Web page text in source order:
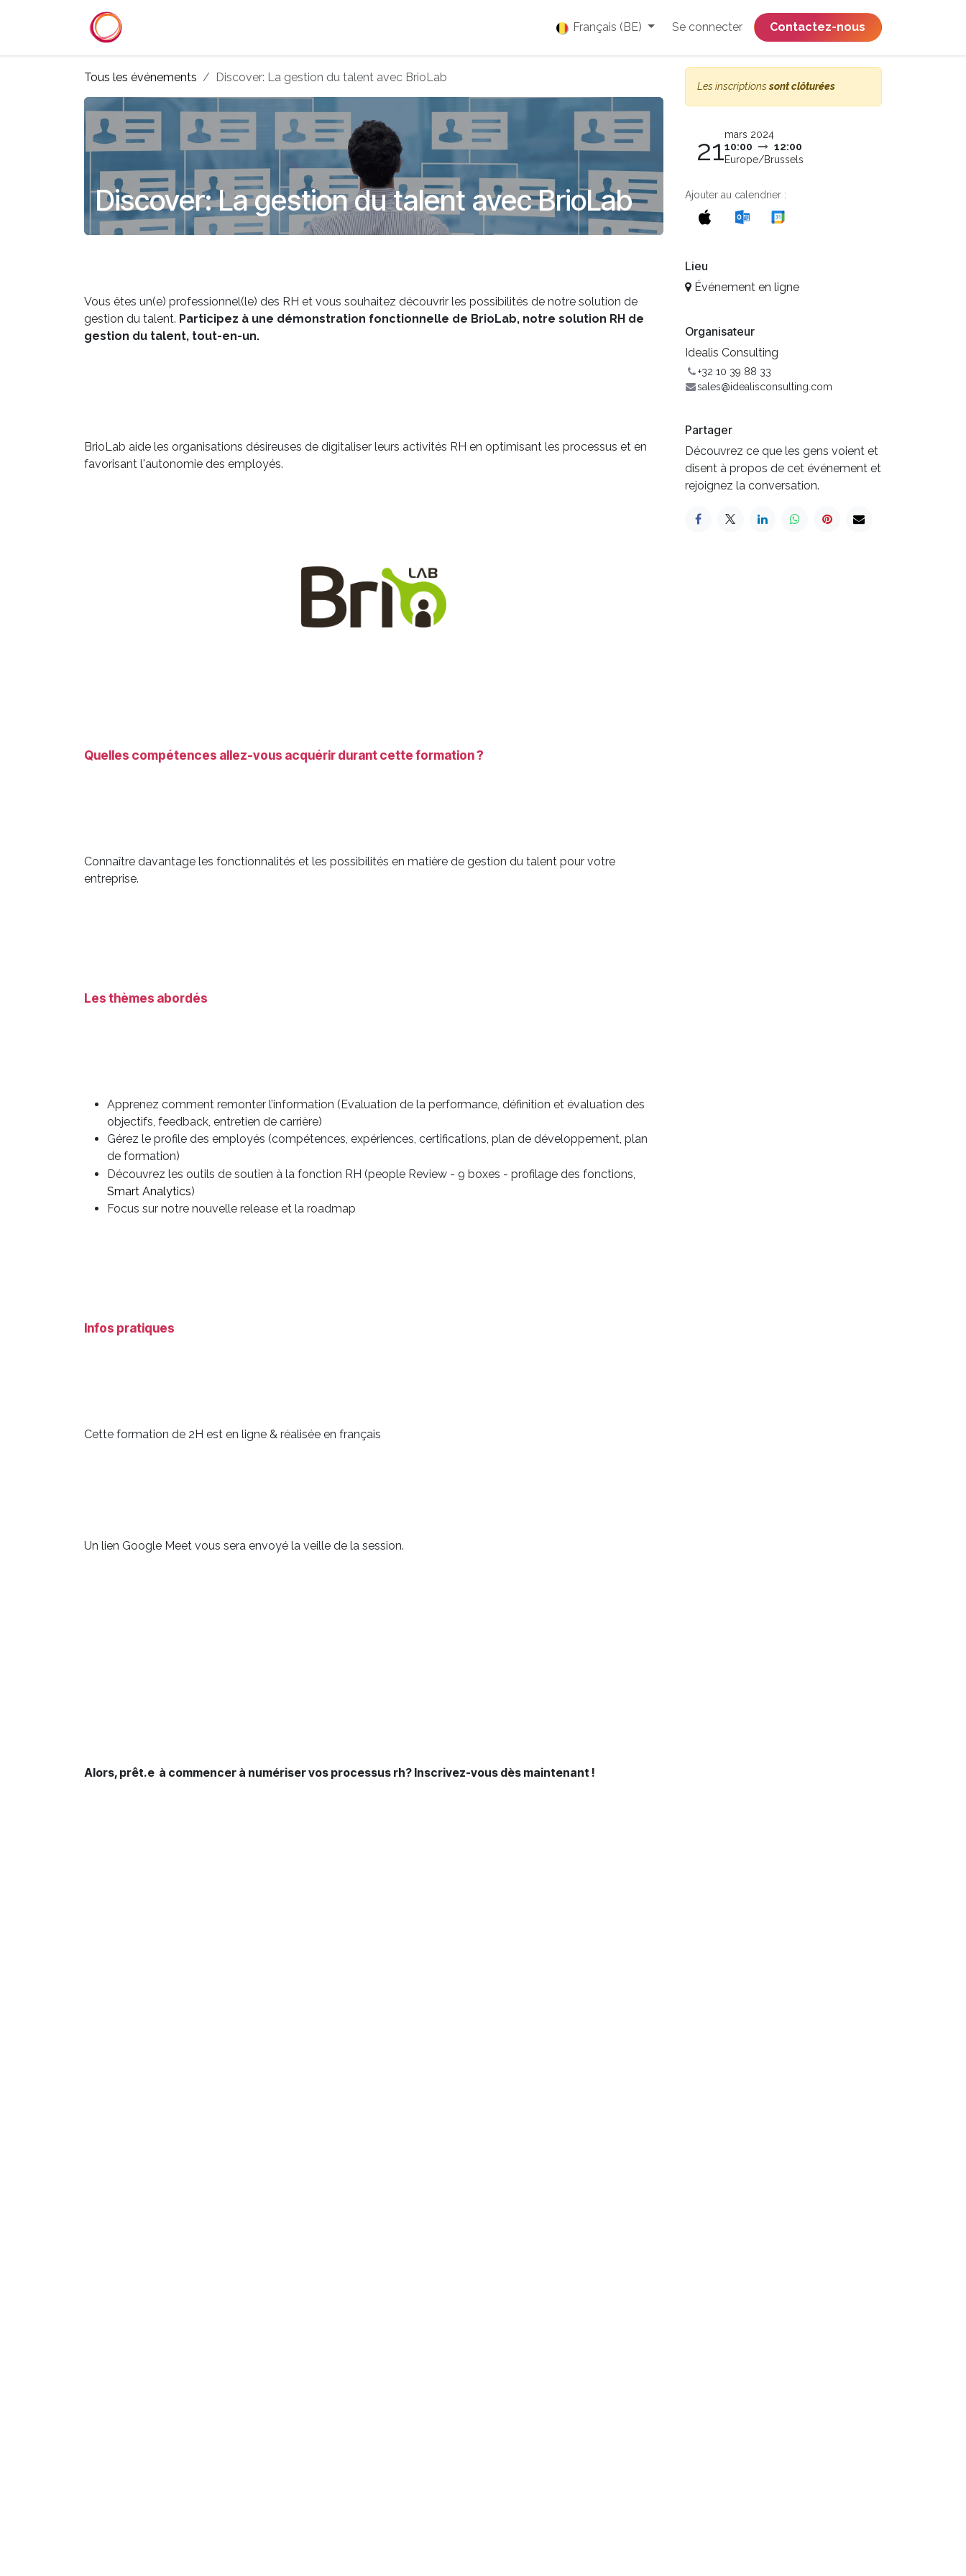
Français (BE) Se connecter ​​​​​​​​​​​​​​​​Contactez-nous
Tous les événements Discover: La gestion du talent avec BrioLab
Discover: La gestion du talent avec BrioLab
Vous êtes un(e) professionnel(le) des RH et vous souhaitez découvrir les possibilités de notre solution de
gestion du talent. Participez à une démonstration fonctionnelle de BrioLab, notre solution RH de
gestion du talent, tout-en-un.
BrioLab aide les organisations désireuses de digitaliser leurs activités RH en optimisant les processus et en
favorisant l'autonomie des employés.
Quelles compétences allez-vous acquérir durant cette formation ?
Connaître davantage les fonctionnalités et les possibilités en matière de gestion du talent pour votre
entreprise.
Les thèmes abordés
Apprenez comment remonter l’information (Evaluation de la performance, définition et évaluation des
objectifs, feedback, entretien de carrière)
Gérez le profile des employés (compétences, expériences, certifications, plan de développement, plan
de formation)
Découvrez les outils de soutien à la fonction RH (people Review - 9 boxes - profilage des fonctions,
Smart Analytics)
Focus sur notre nouvelle release et la roadmap
Infos pratiques
Cette formation de 2H est en ligne & réalisée en français
Un lien Google Meet vous sera envoyé la veille de la session.
Alors, prêt.e à commencer à numériser vos processus rh? Inscrivez-vous dès maintenant !
Les inscriptionssont clôturées
21mars 2024
10:00
12:00
Europe/Brussels
Ajouter au calendrier :
Lieu
Événement en ligne
Organisateur
Idealis Consulting
+32 10 39 88 33
sales@idealisconsulting.com
Partager
Découvrez ce que les gens voient et
disent à propos de cet événement et
rejoignez la conversation.